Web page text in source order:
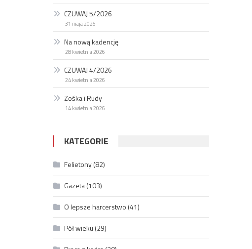
CZUWAJ 5/2026
31 maja 2026
Na nową kadencję
28 kwietnia 2026
CZUWAJ 4/2026
24 kwietnia 2026
Zośka i Rudy
14 kwietnia 2026
KATEGORIE
Felietony(82)
Gazeta(103)
O lepsze harcerstwo (41)
Pół wieku (29)